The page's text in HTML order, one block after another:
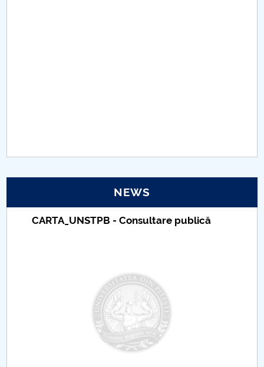
Proiect(PRIM STUD)
Comisie de etica unversitară
NEWS
CARTA_UNSTPB - Consultare publică